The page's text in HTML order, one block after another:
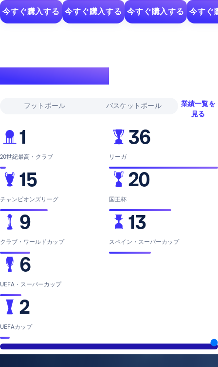
今すぐ購入する 今すぐ購入する 今すぐ購入する 今すぐ
伝説的な実績
フットボール バスケットボール
業績一覧を
見る
1
20世紀最高・クラブ
15
チャンピオンズリーグ
9
クラブ・ワールドカップ
6
UEFA・スーパーカップ
2
UEFAカップ
36
リーガ
20
国王杯
13
スペイン・スーパーカップ